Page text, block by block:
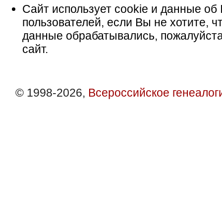
Сайт использует cookie и данные об
пользователей, если Вы не хотите,
данные обрабатывались,
сайт.
© 1998-2026, Всероссийское